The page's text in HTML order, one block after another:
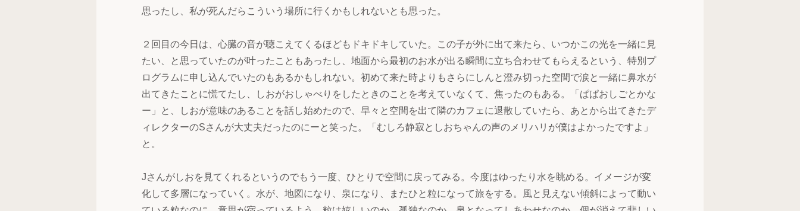
思ったし、私が死んだらこういう場所に行くかもしれないとも思った。
２回目の今日は、心臓の音が聴こえてくるほどもドキドキしていた。この子が外に出て来たら、いつかこの光を一緒に見
たい、と思っていたのが叶ったこともあったし、地面から最初のお水が出る瞬間に立ち合わせてもらえるという、特別プ
ログラムに申し込んでいたのもあるかもしれない。初めて来た時よりもさらにしんと澄み切った空間で涙と一緒に鼻水が
出てきたことに慌てたし、しおがおしゃべりをしたときのことを考えていなくて、焦ったのもある。「ぱぱおしごとかな
ー」と、しおが意味のあることを話し始めたので、早々と空間を出て隣のカフェに退散していたら、あとから出てきたデ
ィレクターのSさんが大丈夫だったのにーと笑った。「むしろ静寂としおちゃんの声のメリハリが僕はよかったですよ」
と。
Jさんがしおを見てくれるというのでもう一度、ひとりで空間に戻ってみる。今度はゆったり水を眺める。イメージが変
化して多層になっていく。水が、地図になり、泉になり、またひと粒になって旅をする。風と見えない傾斜によって動い